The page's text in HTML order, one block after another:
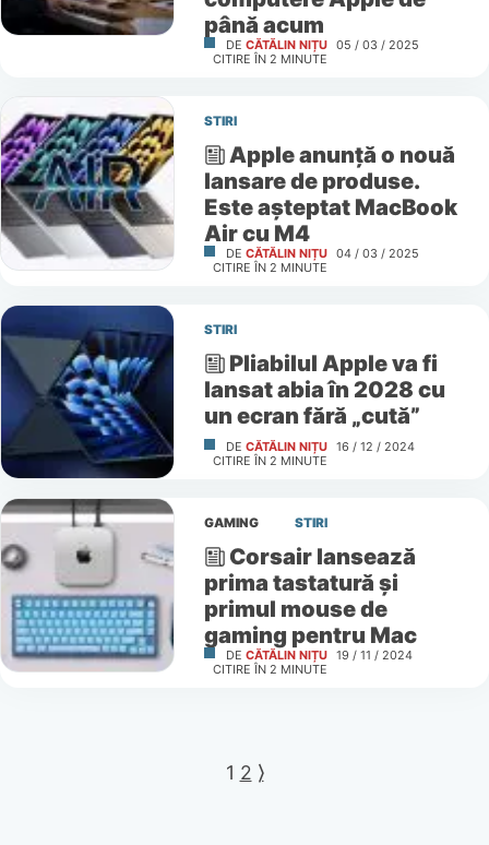
până acum
DE CĂTĂLIN NIȚU 05 / 03 / 2025
CITIRE ÎN 2 MINUTE
STIRI
Apple anunță o nouă
lansare de produse.
Este așteptat MacBook
Air cu M4
DE CĂTĂLIN NIȚU 04 / 03 / 2025
CITIRE ÎN 2 MINUTE
STIRI
Pliabilul Apple va fi
lansat abia în 2028 cu
un ecran fără „cută”
DE CĂTĂLIN NIȚU 16 / 12 / 2024
CITIRE ÎN 2 MINUTE
GAMING STIRI
Corsair lansează
prima tastatură și
primul mouse de
gaming pentru Mac
DE CĂTĂLIN NIȚU 19 / 11 / 2024
CITIRE ÎN 2 MINUTE
1 2 ⟩